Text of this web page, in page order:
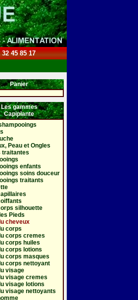
45 85 17
Panier
Les gammes
Capiplante
Peau et Ongles
traitantes
enfants
soins douceur
traitants
silhouette
Pieds
cheveux
corps
corps cremes
corps huiles
corps lotions
corps masques
corps nettoyant
visage
visage cremes
visage lotions
visage nettoyants